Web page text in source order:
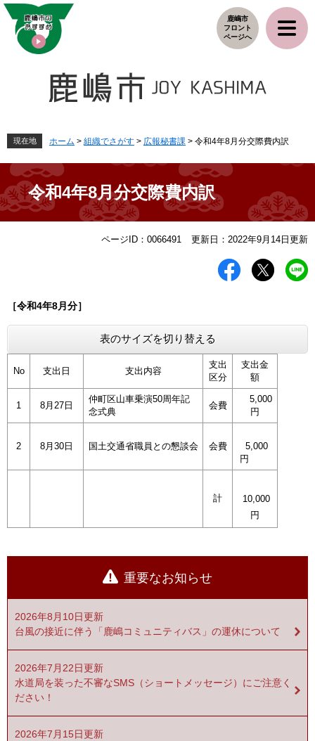
ペ
メ
鹿嶋市
フロント
ページへ
現在地 ホーム > 組織でさがす > 広報秘書課 > 令和4年8月分交際費内訳
令和4年8月分交際費内訳
ページID：0066491 更新日：2022年9月14日更新
［令和4年8月分］
表のサイズを切り替える
No 支出日 支出内容
支出
区分
支出金
額
1 8月27日
仲町区山車乗演50周年記
念式典
会費
5,000
円
2 8月30日 国土交通省職員との懇談会 会費
5,000
円
計
10,000
円
重要なお知らせ
2026年8月10日更新
台風の接近に伴う「鹿嶋コミュニティバス」の運休について
2026年7月22日更新
水道局を装った不審なSMS（ショートメッセージ）にご注意く
ださい！
2026年7月15日更新